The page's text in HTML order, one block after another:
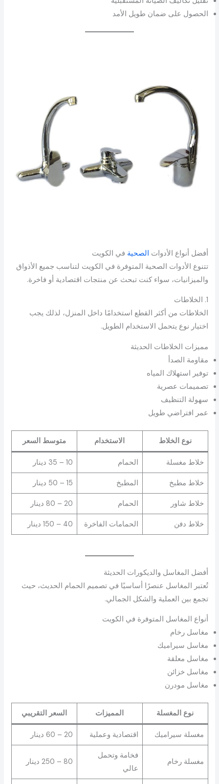
الحصول على ضمان طويل الأمد
أفضل أنواع الأدوات الصحية في الكويت
تتنوع الأدوات الصحية المتوفرة في الكويت لتناسب جميع الأذواق
والميزانيات، سواء كنت تبحث عن منتجات اقتصادية أو فاخرة.
1. الخلاطات
الخلاطات من أكثر القطع استخدامًا داخل المنزل، لذلك يجب
اختيار نوع يتحمل الاستخدام الطويل.
مميزات الخلاطات الحديثة
مقاومة الصدأ
توفير استهلاك المياه
تصميمات عصرية
سهولة التنظيف
عمر افتراضي طويل
نوع الخلاط الاستخدام متوسط السعر
خلاط مغسلة الحمام 10 – 35 دينار
خلاط مطبخ المطبخ 15 – 50 دينار
خلاط شاور الحمام 20 – 80 دينار
خلاط دفن الحمامات الفاخرة 40 – 150 دينار
أفضل المغاسل والديكورات الحديثة
تُعتبر المغاسل عنصرًا أساسيًا في تصميم الحمام الحديث، حيث
تجمع بين العملية والشكل الجمالي.
أنواع المغاسل المتوفرة في الكويت
مغاسل رخام
مغاسل سيراميك
مغاسل معلقة
مغاسل خزائن
مغاسل مودرن
نوع المغسلة المميزات السعر التقريبي
مغسلة سيراميك اقتصادية وعملية 20 – 60 دينار
مغسلة رخام
فخامة وتحمل
عالي
80 – 250 دينار